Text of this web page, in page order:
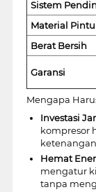
Sistem
Material Pintu
Berat Bersih
Garansi
Mengapa
Investasi
kompresor
Hemat
mengatur
tanpa